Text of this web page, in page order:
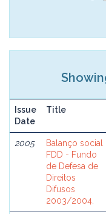
Issue
Date
Title
2005
Balanço social
FDD - Fundo
de Defesa de
Direitos
Difusos
2003/2004.